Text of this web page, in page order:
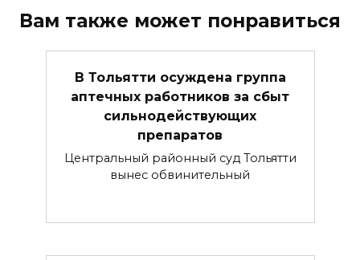
Вам также может понравиться
В Тольятти осуждена группа
аптечных работников за сбыт
сильнодействующих
препаратов
Центральный районный суд Тольятти
вынес обвинительный